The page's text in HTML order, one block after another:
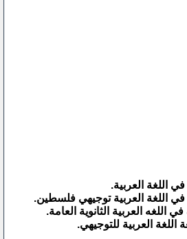
اللغة العربية.
في اللغة العربية توجيهي فلسطين.
اللغه العربية الثانوية العامة.
اللغة العربية للتوجيهي.